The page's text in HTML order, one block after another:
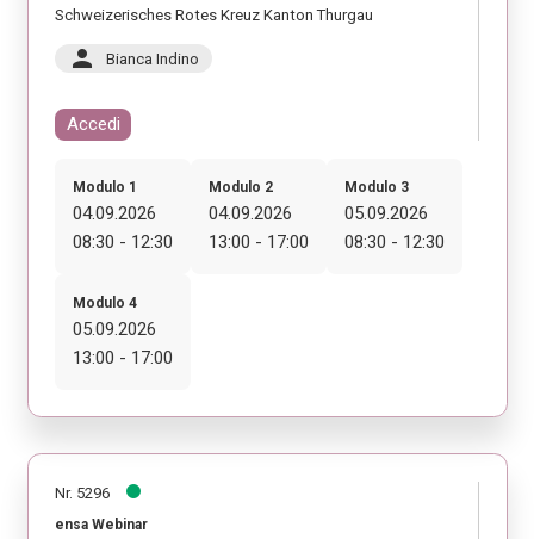
Schweizerisches Rotes Kreuz Kanton Thurgau
person Bianca Indino
Accedi
Modulo 1
04.09.2026
08:30 - 12:30
Modulo 2
04.09.2026
13:00 - 17:00
Modulo 3
05.09.2026
08:30 - 12:30
Modulo 4
05.09.2026
13:00 - 17:00
Nr. 5296
ensa Webinar